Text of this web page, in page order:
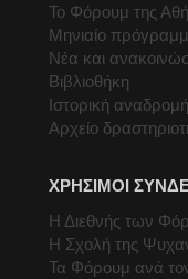
Το Φόρουμ της
Μηνιαίο
Νέα και
Βιβλιοθήκη
Ιστορική αναδρομή
Αρχείο
ΧΡΗΣΙΜΟΙ
Η Διεθνής των
Η Σχολή της
Τα Φόρουμ ανά